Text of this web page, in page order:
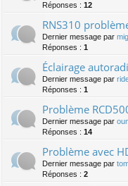
Réponses : 12
RNS310
Dernier message par
Réponses : 1
Éclairage
Dernier message par
Réponses : 1
Problème
Dernier message par
Réponses : 14
Problème avec
Dernier message par
Réponses : 2